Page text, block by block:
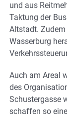
und aus
Taktung der
Altstadt. Zudem
Wasserburg
Auch am Areal
des
Schustergasse
schaffen so